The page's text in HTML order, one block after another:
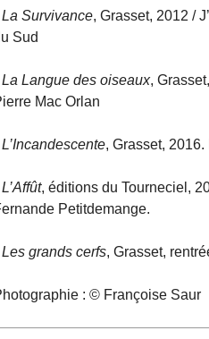
La Survivance, Grasset, 2012 /
Sud
La Langue des oiseaux,
Mac Orlan
L’Incandescente, Grasset,
L’Affût, éditions du Tourneciel,
Petitdemange.
Les grands cerfs, Grasset,
: © Françoise Saur